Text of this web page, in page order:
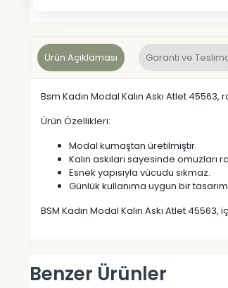
Ürün Açıklaması Garanti ve
Bsm Kadın Modal Kalın Askı Atlet
Ürün Özellikleri:
Modal kumaştan üretilmiştir.
Kalın askıları sayesinde omuzları
Esnek yapısıyla vücudu sıkmaz.
Günlük kullanıma uygun bir
BSM Kadın Modal Kalın Askı Atlet
Benzer Ürünler